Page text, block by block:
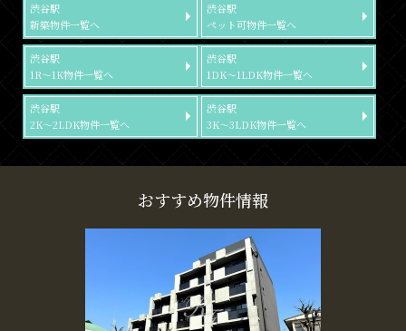
渋谷駅
新築物件一覧へ
渋谷駅
ペット可物件一覧へ
渋谷駅
1R～1K物件一覧へ
渋谷駅
1DK～1LDK物件一覧へ
渋谷駅
2K～2LDK物件一覧へ
渋谷駅
3K～3LDK物件一覧へ
おすすめ物件情報